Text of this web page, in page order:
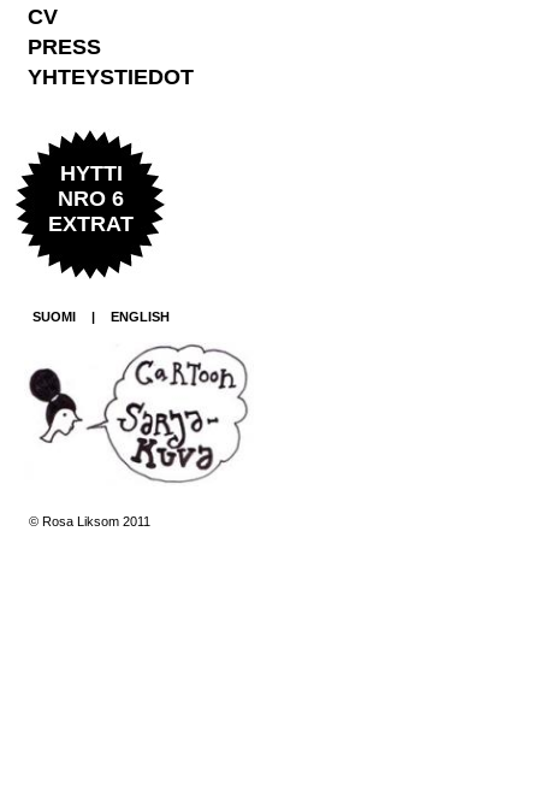
CV
PRESS
YHTEYSTIEDOT
HYTTI
NRO 6
EXTRAT
SUOMI | ENGLISH
© Rosa Liksom 2011